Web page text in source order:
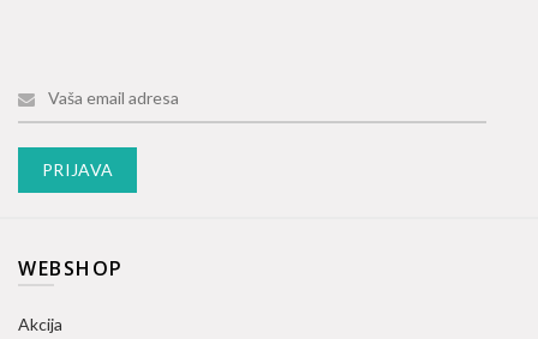
WEBSHOP
Akcija